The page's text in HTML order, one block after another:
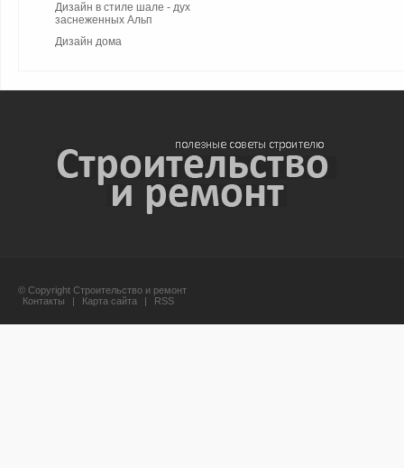
Дизайн в стиле шале - дух
заснеженных Альп
Дизайн дома
© Copyright Строительство и ремонт
Контакты
| Карта сайта | RSS